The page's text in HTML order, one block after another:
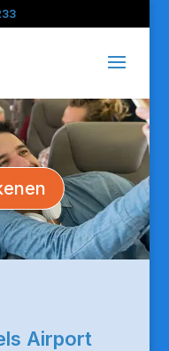
Airport